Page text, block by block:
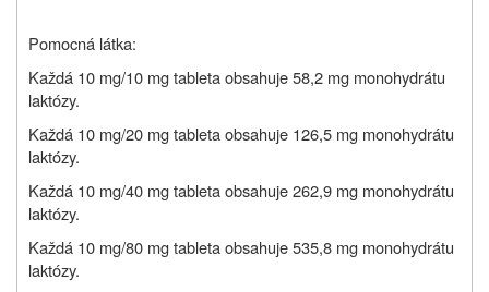
Pomocná látka:
Každá 10 mg/10 mg tableta obsahuje 58,2 mg monohydrátu
laktózy.
Každá 10 mg/20 mg tableta obsahuje 126,5 mg monohydrátu
laktózy.
Každá 10 mg/40 mg tableta obsahuje 262,9 mg monohydrátu
laktózy.
Každá 10 mg/80 mg tableta obsahuje 535,8 mg monohydrátu
laktózy.